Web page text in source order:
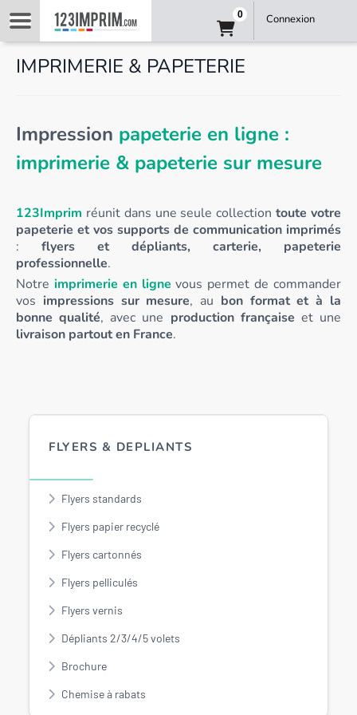
0 Connexion
IMPRIMERIE & PAPETERIE
Impression papeterie en ligne :
imprimerie & papeterie sur mesure
123Imprim réunit dans une seule collectiontoute votre
papeterie et vos supports de communication imprimés
: flyers et dépliants, carterie, papeterie
professionnelle.
Notre imprimerie en ligne vous permet de commander
vos impressions sur mesure, au bon format et à la
bonne qualité, avec une production française et une
livraison partout en France.
FLYERS & DEPLIANTS
Flyers standards
Flyers papier recyclé
Flyers cartonnés
Flyers pelliculés
Flyers vernis
Dépliants 2/3/4/5 volets
Brochure
Chemise à rabats